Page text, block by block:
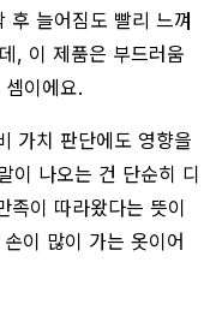
후 늘어짐도 빨리 느껴
, 이 제품은 부드러움
이에요.
가치 판단에도 영향을
이 나오는 건 단순히 디
족이 따라왔다는 뜻이
이 많이 가는 옷이어